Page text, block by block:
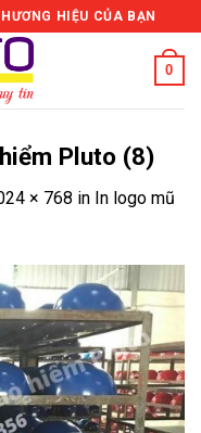
HIỆU CỦA BẠN
0
Pluto (8)
× 768 in In logo mũ